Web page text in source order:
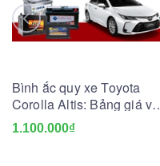
Bình ắc quy xe Toyota
Corolla Altis: Bảng giá và
thông số kỹ thuật
1.100.000₫